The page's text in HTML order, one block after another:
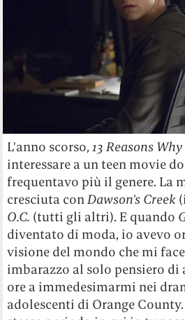
L’anno scorso,13 Reasons Why
interessare a un teen movie
frequentavo più il genere. La
cresciuta conDawson’s Creek
O.C. (tutti gli altri). E quando
diventato di moda, io avevo
visione del mondo che mi
imbarazzo al solo pensiero di
ore a immedesimarmi nei
adolescenti di Orange